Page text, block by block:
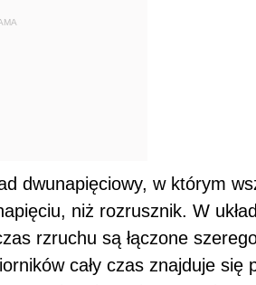
dwunapięciowy, w którym
niż rozrusznik. W
rzruchu są łączone
cały czas znajduje się